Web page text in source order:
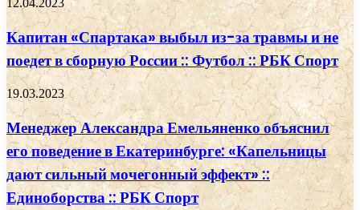
12.04.2023
Капитан «Спартака» выбыл из-за травмы и не
поедет в сборную России :: Футбол :: РБК Спорт
19.03.2023
Менеджер Александра Емельяненко объяснил
его поведение в Екатеринбурге: «Капельницы
дают сильный мочегонный эффект» ::
Единоборства :: РБК Спорт